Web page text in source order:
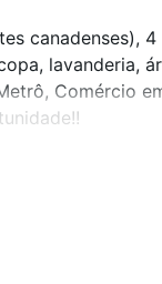
canadenses), 4
lavanderia,
Comércio
de mesmo
prédios de